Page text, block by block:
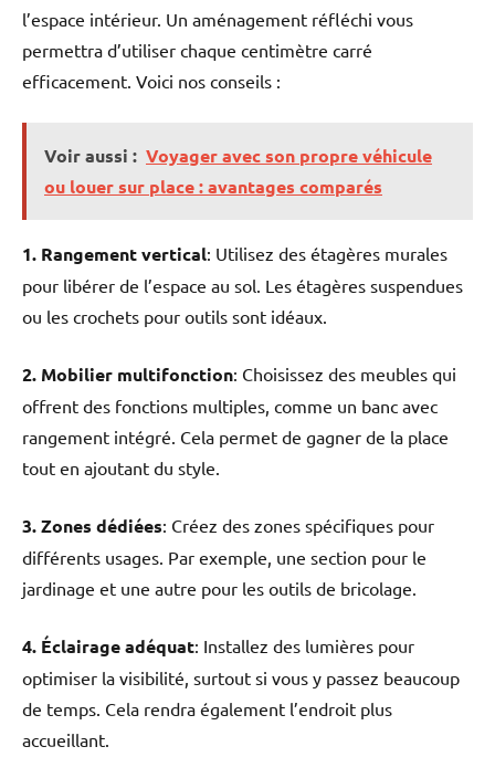
l’espace intérieur. Un aménagement réfléchi vous
permettra d’utiliser chaque centimètre carré
efficacement. Voici nos conseils :
Voir aussi : Voyager avec son propre véhicule
ou louer sur place : avantages comparés
1. Rangement vertical: Utilisez des étagères murales
pour libérer de l’espace au sol. Les étagères suspendues
ou les crochets pour outils sont idéaux.
2. Mobilier multifonction: Choisissez des meubles qui
offrent des fonctions multiples, comme un banc avec
rangement intégré. Cela permet de gagner de la place
tout en ajoutant du style.
3. Zones dédiées: Créez des zones spécifiques pour
différents usages. Par exemple, une section pour le
jardinage et une autre pour les outils de bricolage.
4. Éclairage adéquat: Installez des lumières pour
optimiser la visibilité, surtout si vous y passez beaucoup
de temps. Cela rendra également l’endroit plus
accueillant.